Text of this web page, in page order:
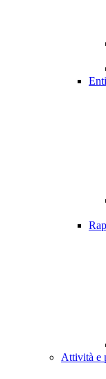
Attività e